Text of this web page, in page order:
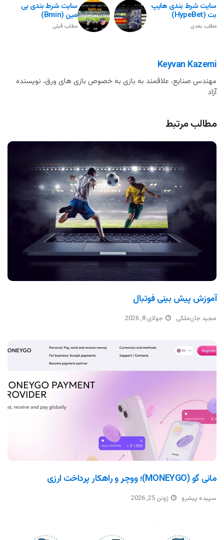
سایت شرط بندی بی
مین (Bmin)
مطلب قبلی
سایت شرط بندی هایپ
بت (HypeBet)
مطلب بعدی
Keyvan Kazemi
مهندس صنایع، علاقمند به بازی به خصوص بازی های ورق، نویسنده
آزاد
مطالب مرتبط
آموزش پیش بینی فوتبال
مجید جان‌ملکی جولای 8, 2026
مانی گو (MONEYGO)؛ ووچر و راهکار پرداخت ارزی
سپیده پیشرو ژوئن 25, 2026